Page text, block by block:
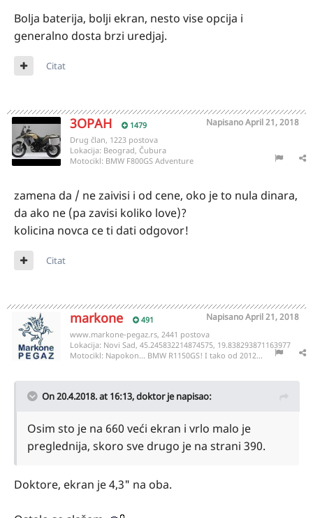
Bolja baterija, bolji ekran, nesto vise opcija i
generalno dosta brzi uredjaj.
Citat
3OPAH 1479 NapisanoApril 21, 2018
Drug član, 1223 postova
Lokacija: Beograd, Čubura
Motocikl: BMW F800GS Adventure
zamena da / ne zaivisi i od cene, oko je to nula dinara,
da ako ne (pa zavisi koliko love)?
kolicina novca ce ti dati odgovor!
Citat
markone 491 NapisanoApril 21, 2018
www.markone-pegaz.rs, 2441 postova
Lokacija: Novi Sad, 45.245832214874575, 19.838293871163977
Motocikl: Napokon... BMW R1150GS! I tako od 2012...
On 20.4.2018. at 16:13,doktorje napisao:
Osim sto je na 660 veći ekran i vrlo malo je
preglednija, skoro sve drugo je na strani 390.
Doktore, ekran je 4,3" na oba.